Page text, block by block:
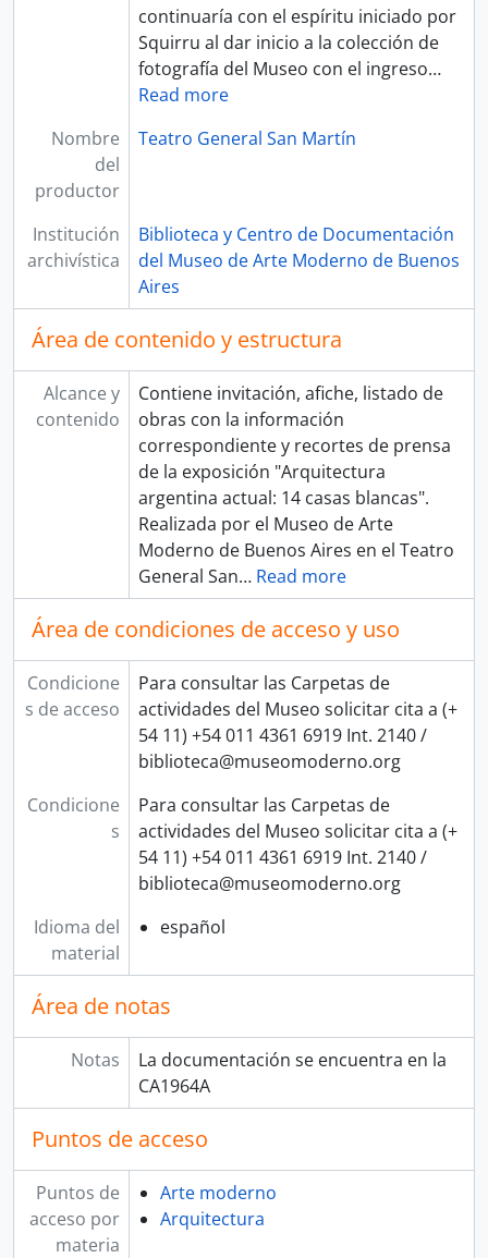
continuaría con el espíritu iniciado por
Squirru al dar inicio a la colección de
fotografía del Museo con el ingreso…
Read more
Nombre
del
productor
Teatro General San Martín
Institución
archivística
Biblioteca y Centro de Documentación
del Museo de Arte Moderno de Buenos
Aires
Área de contenido y estructura
Alcance y
contenido
Contiene invitación, afiche, listado de
obras con la información
correspondiente y recortes de prensa
de la exposición "Arquitectura
argentina actual: 14 casas blancas".
Realizada por el Museo de Arte
Moderno de Buenos Aires en el Teatro
General San… Read more
Área de condiciones de acceso y uso
Condicione
s de acceso
Para consultar las Carpetas de
actividades del Museo solicitar cita a (+
54 11) +54 011 4361 6919 Int. 2140 /
biblioteca@museomoderno.org
Condicione
s
Para consultar las Carpetas de
actividades del Museo solicitar cita a (+
54 11) +54 011 4361 6919 Int. 2140 /
biblioteca@museomoderno.org
Idioma del
material
español
Área de notas
Notas
La documentación se encuentra en la
CA1964A
Puntos de acceso
Puntos de
acceso por
materia
Arte moderno
Arquitectura